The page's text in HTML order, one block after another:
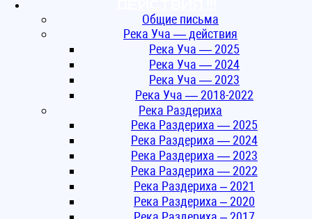
Общие письма
Река Уча — действия
Река Уча — 2025
Река Уча — 2024
Река Уча — 2023
Река Уча — 2018-2022
Река Раздериха
Река Раздериха — 2025
Река Раздериха — 2024
Река Раздериха — 2023
Река Раздериха — 2022
Река Раздериха – 2021
Река Раздериха – 2020